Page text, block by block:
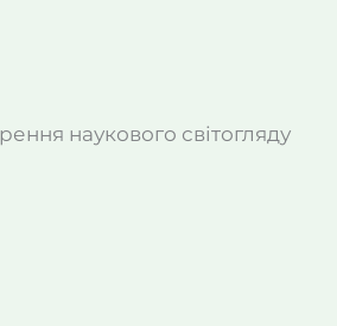
наукового світогляду